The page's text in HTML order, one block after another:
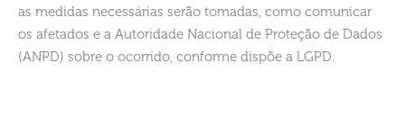
as medidas necessárias serão tomadas, como comunicar
os afetados e a Autoridade Nacional de Proteção de Dados
(ANPD) sobre o ocorrido, conforme dispõe a LGPD.